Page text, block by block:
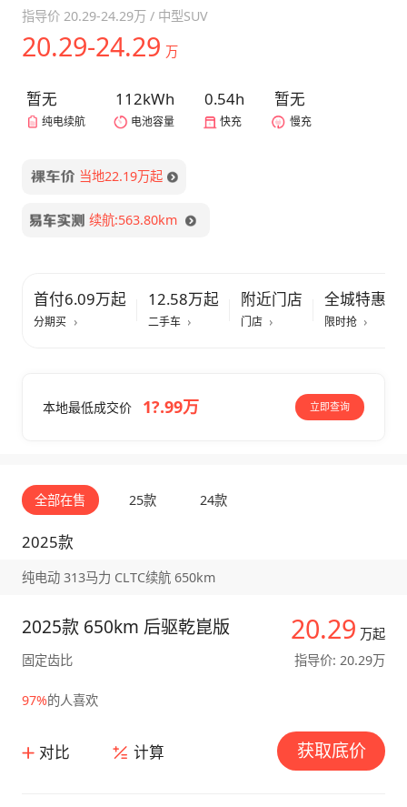
指导价 20.29-24.29万 / 中型SUV
20.29-24.29 万
暂无
纯电续航
112kWh
电池容量
0.54h
快充
暂无
慢充
当地22.19万起
续航:563.80km
首付6.09万起
分期买
12.58万起
二手车
附近门店
门店
全城特惠
限时抢
本地最低成交价 1?.99万 立即查询
全部在售 25款 24款
2025款
纯电动 313马力 CLTC续航 650km
20.29 万起
指导价: 20.29万
2025款 650km 后驱乾崑版
固定齿比
97%的人喜欢
对比 计算 获取底价